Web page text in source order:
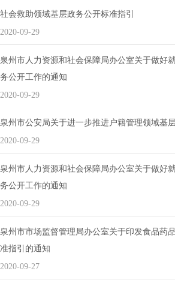
2020-09-29
社会救助领域基层政务公开标准指引
2020-09-29
泉州市人力资源和社会保障局办公室关于做好
务公开工作的通知
2020-09-29
泉州市公安局关于进一步推进户籍管理领域基
2020-09-29
泉州市人力资源和社会保障局办公室关于做好
务公开工作的通知
2020-09-27
泉州市市场监督管理局办公室关于印发食品药
准指引的通知